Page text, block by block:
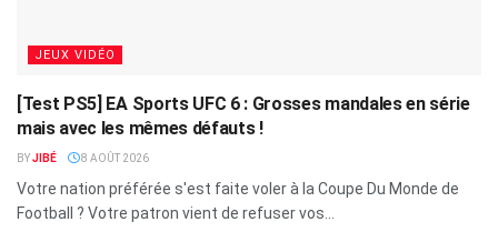
JEUX VIDÉO
[Test PS5] EA Sports UFC 6 : Grosses mandales en série
mais avec les mêmes défauts !
BYJIBÉ 8 AOÛT 2026
Votre nation préférée s'est faite voler à la Coupe Du Monde de
Football ? Votre patron vient de refuser vos...